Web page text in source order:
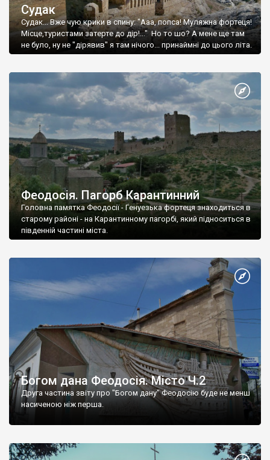
Судак
Судак... Вже чую крики в спину: "Ааа, попса! Муляжна фортеця!
Місце,туристами затерте до дір!..." Но то шо? А мене ще там
не було, ну не "дірявив" я там нічого... принаймні до цього літа.
Феодосія. Пагорб Карантинний
Головна памятка Феодосії - Генуезька фортеця знаходиться в
старому районі - на Карантинному пагорбі, який підноситься в
південній частині міста.
Богом дана Феодосія. Місто Ч.2
Друга частина звіту про "Богом дану" Феодосію буде не менш
насиченою ніж перша.